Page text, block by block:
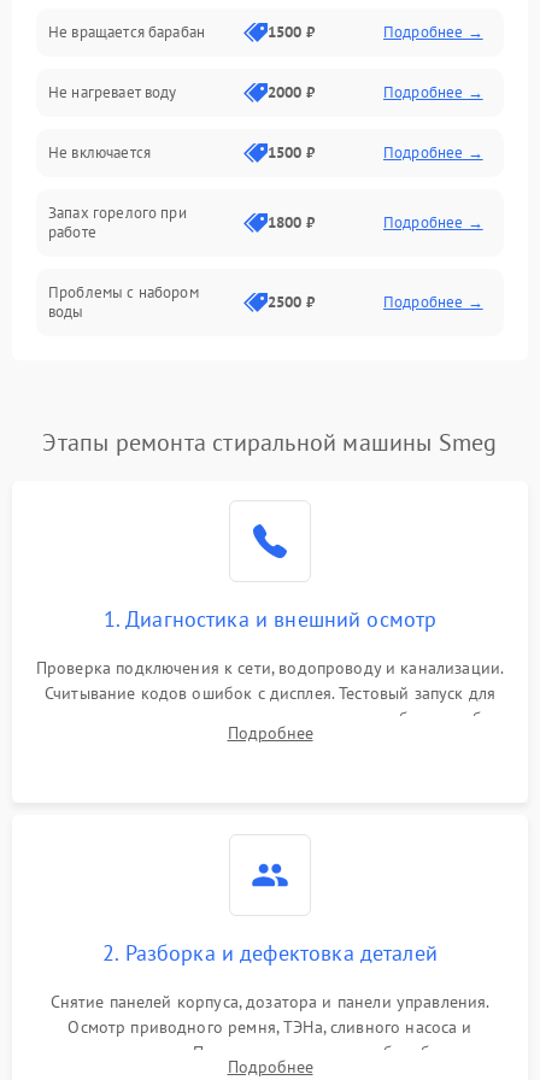
Слив
Программное обеспечение
Не вращается барабан 1500 ₽ Подробнее →
Не нагревает воду 2000 ₽ Подробнее →
Не включается 1500 ₽ Подробнее →
Запах горелого при
работе
1800 ₽ Подробнее →
Проблемы с набором
воды
2500 ₽ Подробнее →
Замена платы управления Подробнее →
Этапы ремонта стиральной машины Smeg
1. Диагностика и внешний осмотр
Проверка подключения к сети, водопроводу и канализации.
Считывание кодов ошибок с дисплея. Тестовый запуск для
выявления посторонних шумов, протечек или сбоев в работе
электронного модуля управления.
Подробнее
2. Разборка и дефектовка деталей
Снятие панелей корпуса, дозатора и панели управления.
Осмотр приводного ремня, ТЭНа, сливного насоса и
амортизаторов. Проверка подшипников барабана и
Подробнее